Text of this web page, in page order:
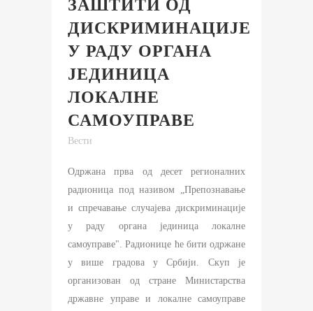
ЗАШТИТИ ОД
ДИСКРИМИНАЦИЈЕ
У РАДУ ОРГАНА
ЈЕДИНИЦА
ЛОКАЛНЕ
САМОУПРАВЕ
Вести
Одржана прва од десет регионалних
радионица под називом „Препознавање
и спречавање случајева дискриминације
у раду органа јединица локалне
самоуправе". Радионице ће бити одржане
у више градова у Србији. Скуп је
организован од стране Министарства
државне управе и локалне самоуправе